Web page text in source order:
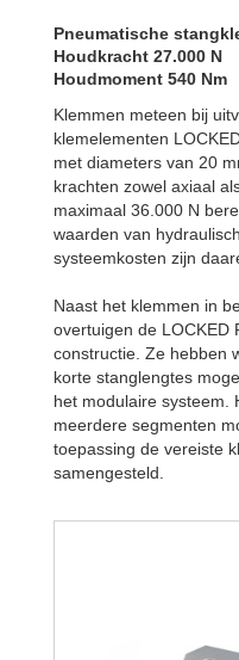
Pneumatische
Houdkracht 27.000 N
Houdmoment 540 Nm
Klemmen meteen bij
klemelementen
met diameters van 20
krachten zowel axiaal
maximaal 36.000 N
waarden van
systeemkosten zijn
Naast het klemmen in
overtuigen de LOCKED
constructie. Ze hebben
korte stanglengtes
het modulaire systeem.
meerdere segmenten
toepassing de vereiste
samengesteld.